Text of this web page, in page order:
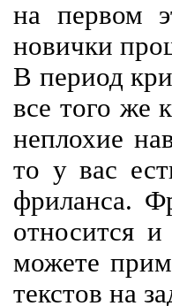
на первом
новички
В период
все того же
неплохие
то у вас
фриланса.
относится
можете
текстов на